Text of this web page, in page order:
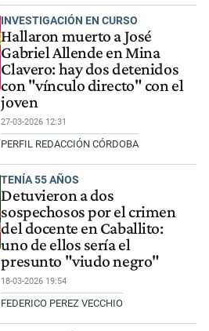
INVESTIGACIÓN EN CURSO
Hallaron muerto a José
Gabriel Allende en Mina
Clavero: hay dos detenidos
con "vínculo directo" con el
joven
27-03-2026 12:31
PERFIL REDACCIÓN CÓRDOBA
TENÍA 55 AÑOS
Detuvieron a dos
sospechosos por el crimen
del docente en Caballito:
uno de ellos sería el
presunto "viudo negro"
18-03-2026 19:54
FEDERICO PEREZ VECCHIO